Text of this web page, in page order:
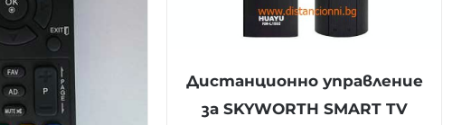
Дистанционно управление
за SKYWORTH SMART TV